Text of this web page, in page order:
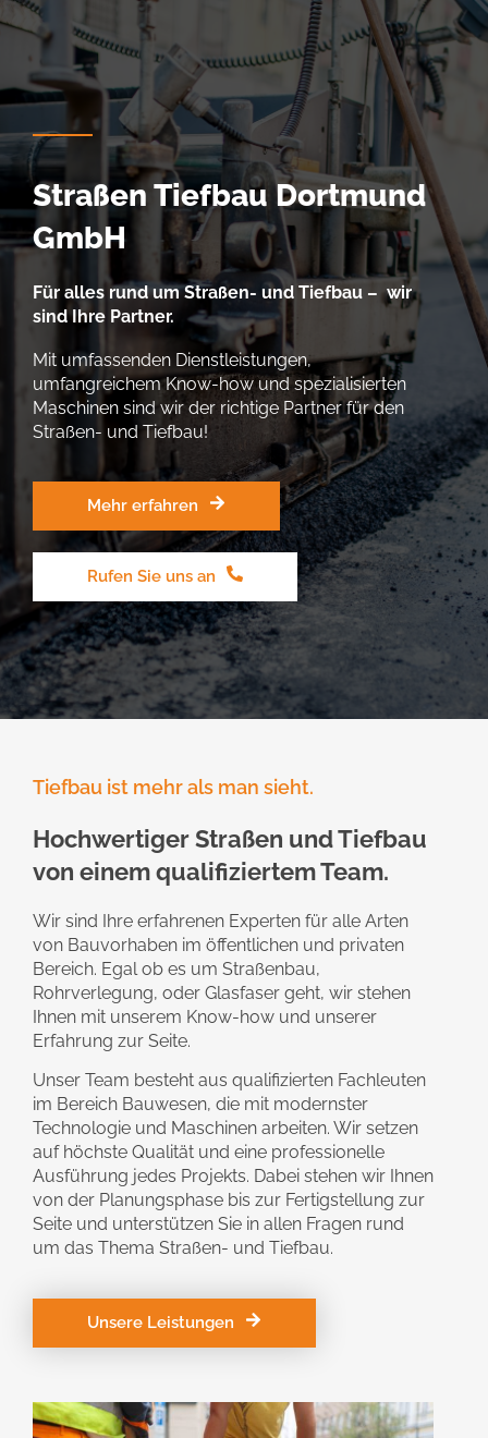
Straßen Tiefbau Dortmund
GmbH
Für alles rund um Straßen- und Tiefbau – wir
sind Ihre Partner.
Mit umfassenden Dienstleistungen,
umfangreichem Know-how und spezialisierten
Maschinen sind wir der richtige Partner für den
Straßen- und Tiefbau!
Mehr erfahren
Rufen Sie uns an
Tiefbau ist mehr als man sieht.
Hochwertiger Straßen und Tiefbau
von einem qualifiziertem Team.
Wir sind Ihre erfahrenen Experten für alle Arten
von Bauvorhaben im öffentlichen und privaten
Bereich. Egal ob es um Straßenbau,
Rohrverlegung, oder Glasfaser geht, wir stehen
Ihnen mit unserem Know-how und unserer
Erfahrung zur Seite.
Unser Team besteht aus qualifizierten Fachleuten
im Bereich Bauwesen, die mit modernster
Technologie und Maschinen arbeiten. Wir setzen
auf höchste Qualität und eine professionelle
Ausführung jedes Projekts. Dabei stehen wir Ihnen
von der Planungsphase bis zur Fertigstellung zur
Seite und unterstützen Sie in allen Fragen rund
um das Thema Straßen- und Tiefbau.
Unsere Leistungen